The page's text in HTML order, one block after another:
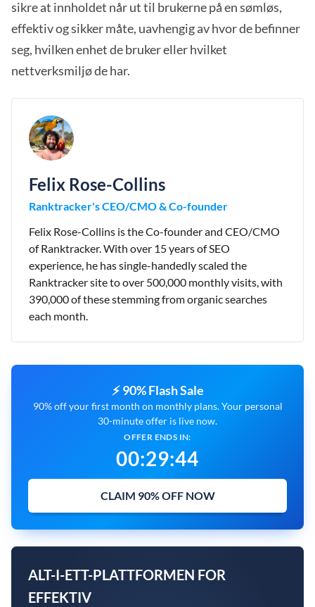
sikre at innholdet når ut til brukerne på en sømløs,
effektiv og sikker måte, uavhengig av hvor de befinner
seg, hvilken enhet de bruker eller hvilket
nettverksmiljø de har.
Felix Rose-Collins
Ranktracker's CEO/CMO & Co-founder
Felix Rose-Collins is the Co-founder and CEO/CMO
of Ranktracker. With over 15 years of SEO
experience, he has single-handedly scaled the
Ranktracker site to over 500,000 monthly visits, with
390,000 of these stemming from organic searches
each month.
⚡ 90% Flash Sale
90% off your first month on monthly plans. Your personal
30-minute offer is live now.
OFFER ENDS IN:
00:29:43
CLAIM 90% OFF NOW
ALT-I-ETT-PLATTFORMEN FOR
EFFEKTIV